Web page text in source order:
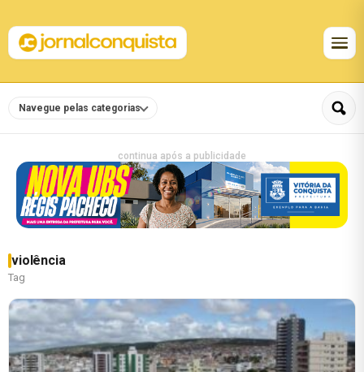
Navegue pelas categorias
continua após a publicidade
violência
Tag